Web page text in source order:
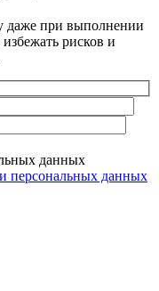
даже при выполнении
рисков и
данных
персональных данных